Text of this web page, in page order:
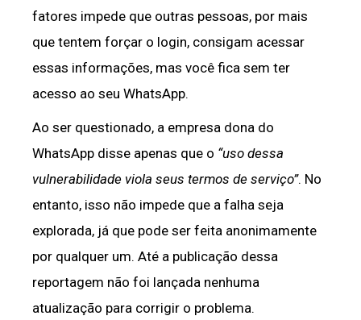
fatores impede que outras pessoas, por mais
que tentem forçar o login, consigam acessar
essas informações, mas você fica sem ter
acesso ao seu WhatsApp.
Ao ser questionado, a empresa dona do
WhatsApp disse apenas que o “uso dessa
vulnerabilidade viola seus termos de serviço”. No
entanto, isso não impede que a falha seja
explorada, já que pode ser feita anonimamente
por qualquer um. Até a publicação dessa
reportagem não foi lançada nenhuma
atualização para corrigir o problema.